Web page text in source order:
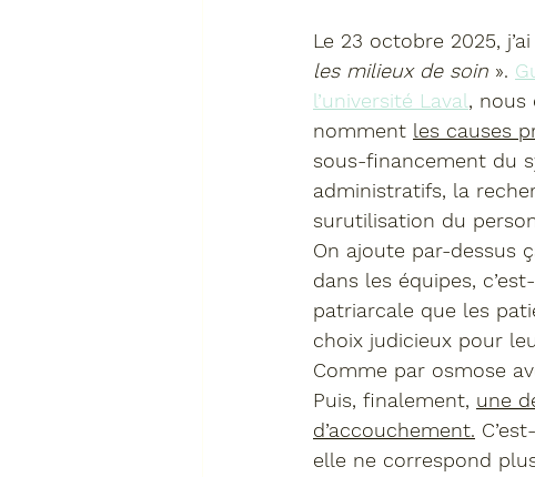
Le 23 octobre 2025,
les milieux de soin ».
l’université Laval, nous
nomment les causes
sous-financement du
administratifs, la
surutilisation du
On ajoute par-dessus
dans les équipes,
patriarcale que les
choix judicieux pour
Comme par osmose
Puis, finalement, une
d’accouchement.
elle ne correspond